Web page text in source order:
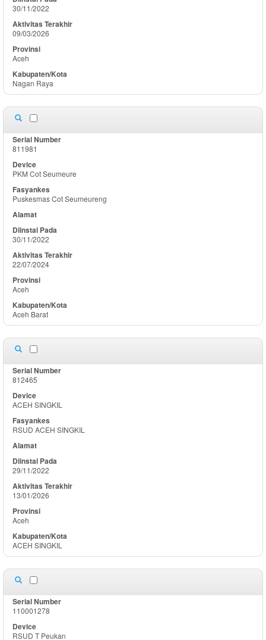
30/11/2022
09/03/2026
Aceh
Nagan Raya
811981
PKM Cot Seumeure
Puskesmas Cot Seumeureng
30/11/2022
22/07/2024
Aceh
Aceh Barat
812465
ACEH SINGKIL
RSUD ACEH SINGKIL
29/11/2022
13/01/2026
Aceh
ACEH SINGKIL
110001278
RSUD T Peukan